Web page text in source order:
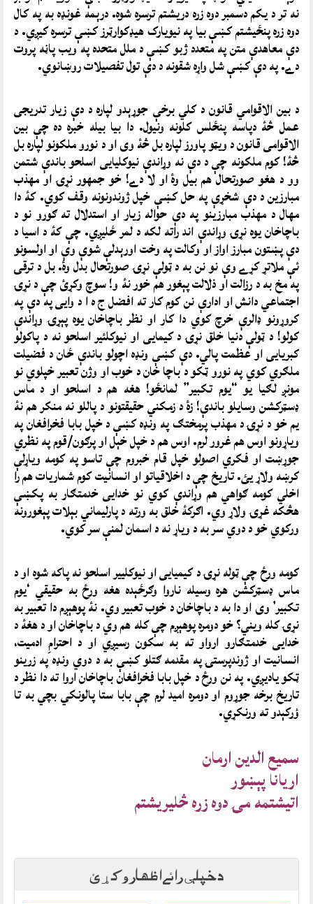
نه تر د یکم دسمبر دوه زره دریشتم ترسره شوه. درېمه غونډه به په کال
دوه زره پنځیشتم کښې بیا په نیویارک هیډکوارټرز کښې ترسره کیږي. د
دې معاهدې متن په متعدد ژبو کښې د ملل متحده په ویب پاڼه پروت
دے. په دې کښې شل واړه شقونه د دې تول تفصیلات روښانوي.
د بین الاقوامي قانون د کلي برخې جوړېدو لپاره د دې زیار تدریجی
عمل څۀ دپاسه پنځلس کلونه ونیول. دا بیا بیله خبره ده چې بین
الاقوامی قانون د ویټو پاورز لپاره بل څۀ وی او د نورو ملکونو لپاره بل
څۀ! کوم ملکونه چې د دې نه وړاندې نیوکلیایی اسلحو باندې شتمن
وو د هغو صورتحال هم بیل وۀ او لا دے! خو جمهور نړۍ او مهذب
مبارزین د دې شخړې په حل کښې خپل ژوندونونه وقف کوي. کۀ دا
مهال د مهذب مبارزینو په دې حواله زیار او استدلال ته ګورو نو د
باچاخان یوه نړۍ وړاندې اند راته لکه د لمر ځلیږي. چې کۀ د اسیا د
دې پښتون مبارز اواز او وکالت په وخت اورېدلې شوې وې او اولسونو
ئې ملاتړ کړے وې نو نن به د ټولې نړۍ صورتحال بدل وۀ. بل د ترقۍ
په مخ به د رزالت او ذلالت پېغور هم خور نۀ و! سوچ وکړئ چې د نړۍ
اجتماعي دانش او ادارې نن کوم کار ته افضل ج ه ا د وایی په دې په
کروړونو ډالرې خرچ کوي دا کار او نظر باچاخان یوه پېړۍ وړاندې
کولو! د ټولې دنیا خلق نړۍ د کیمایی او نیوکلئیر اسلحو نه د پاکولو
کبریایی او عظمت پالي. دې کښې ونډه اچولو باندې ځان د فضیلت
ملګري کوي په نورو ټکو د باچا خان د خوب او وژن تعبیر خپلوي نو
مونږ لګیا یو “یوم تکبیر” لمانځو! هغه هم د اسلحو او د ماس
ډسټرکشن وسایلو باندې! زۀ د زمکني حقیقتونو د پاللو نه منکر هم نۀ
یم خو د نړۍ د مهذب پرمختګ په ونډه کښې د خپل بابا فخرافغان په
ویاړونو اوس هم غرور لرم. اوس هم د خپل خېل او پرګون/قوم په نظري
جوړښت او فکري اصولو خپل قام خبروم چې تاسو په کومه ویاړلې
کرښه ولاړ یئ. تاریخ چې د اخلاقیاتو او انسانیت کوم شماریات هم را
اخلي کومه ګواهي هم وړاندې کوي نو خدایی خدمتګار به پکښې
هڅکه غړۍ ولاړ وي. اګرکۀ خلق به ورته د پارلیماني بېلات پېغورونه
ورکوي خو د دوي سر به د ویاړ نه د اسمان لمنې سر کوي.
کومه ورځ چې ټوله نړۍ د کیمیایی او نیوکلییر اسلحو نه پاکه شوه او د
ماس ډسټرکشن هره وسیله ناروا وګرځېده هغه ورځ به حقیقي ‘یوم
تکبیر’ وی او دا به د باچاخان د خوب تعبیر وي. نۀ پوهېږم دا تعبیر به
نړۍ کله ویني؟ خو دومره پوهېږم چې کله هم وي د باچاخان او د هغۀ د
خدایی خدمتګارو ارواو ته به سکون رسیږي او د احترامِ ادمیت،
انسانیت او ژوندپرستۍ په مقدمه ګتلو کښې به د دوي ونډه په زرینو
ټکو یادیږي. په نن ورځ د خپل بابا فخرافغان باچاخان اروا ته دا نظر د
تاریخ برخه جوړوم او دومره امید لرم چې بابا ستا پالونکي بچي به تا
ؤرکېدو ته ورنکړي.
سمیع الدین ارمان
اریانا پېښور
اتیشتمه مۍ دوه زره څلیریشتم
د خپلې رائے اظهار وکړئ